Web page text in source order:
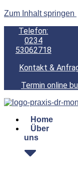
Zum Inhalt springen
Telefon:
0234
53062718
Kontakt &
Termin online
Home
Über
uns